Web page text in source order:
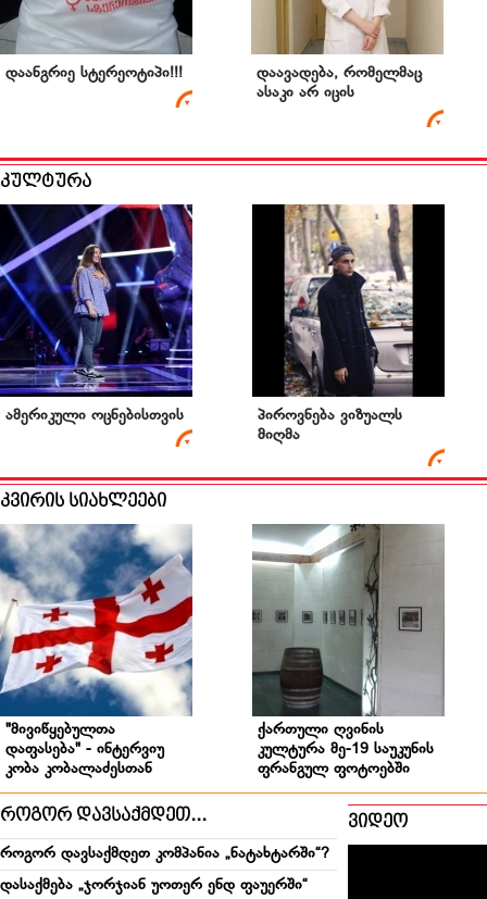
დაანგრიე სტერეოტიპი!!!
დაავადება, რომელმაც
ასაკი არ იცის
კულტურა
ამერიკული ოცნებისთვის
პიროვნება ვიზუალს
მიღმა
კვირის სიახლეები
"მივიწყებულთა
დაფასება" - ინტერვიუ
კობა კობალაძესთან
ქართული ღვინის
კულტურა მე-19 საუკუნის
ფრანგულ ფოტოებში
როგორ დავსაქმდეთ...
როგორ დავსაქმდეთ კომპანია „ნატახტარში“?
დასაქმება „ჯორჯიან უოთერ ენდ ფაუერში“
ვიდეო